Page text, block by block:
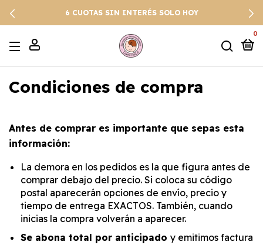
6 CUOTAS SIN INTERÉS SOLO HOY
0
Condiciones de compra
Antes de comprar es importante que sepas esta
información:
La demora en los pedidos es la que figura antes de
comprar debajo del precio. Si coloca su código
postal aparecerán opciones de envío, precio y
tiempo de entrega EXACTOS. También, cuando
inicias la compra volverán a aparecer.
Se abona total por anticipado y emitimos factura